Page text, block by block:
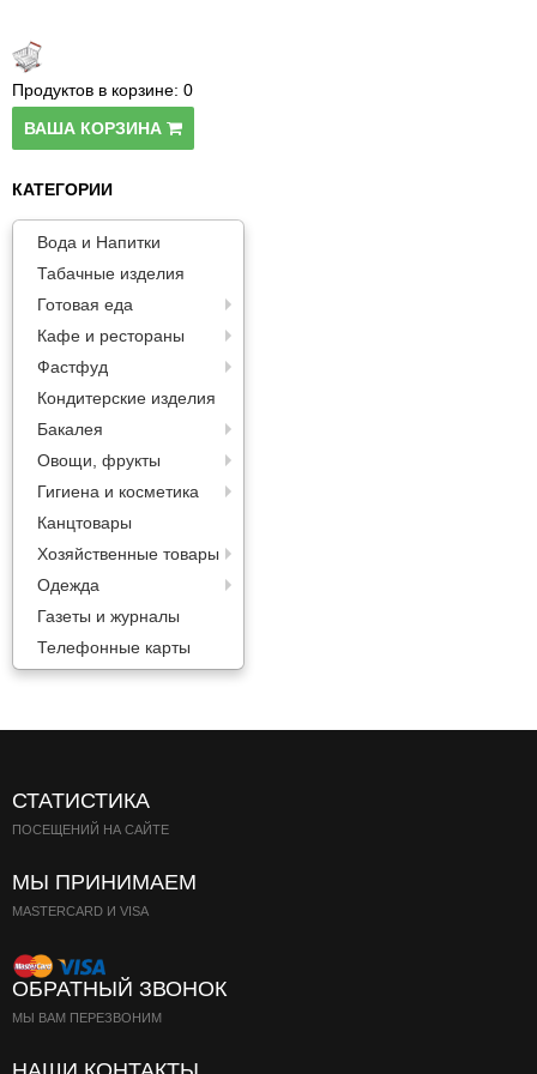
Продуктов в корзине: 0
ВАША КОРЗИНА
КАТЕГОРИИ
Вода и Напитки
Табачные изделия
Готовая еда
Кафе и рестораны
Фастфуд
Кондитерские изделия
Бакалея
Овощи, фрукты
Гигиена и косметика
Канцтовары
Хозяйственные товары
Одежда
Газеты и журналы
Телефонные карты
СТАТИСТИКА
ПОСЕЩЕНИЙ НА САЙТЕ
МЫ ПРИНИМАЕМ
MASTERCARD И VISA
ОБРАТНЫЙ ЗВОНОК
МЫ ВАМ ПЕРЕЗВОНИМ